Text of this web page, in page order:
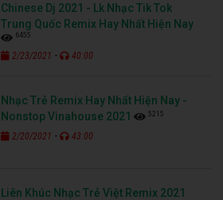
Chinese Dj 2021 - Lk Nhạc Tik Tok
Trung Quốc Remix Hay Nhất Hiện Nay
6455
2/23/2021 - 40:00
Nhạc Trẻ Remix Hay Nhất Hiện Nay -
Nonstop Vinahouse 2021
5215
2/20/2021 - 43:00
Liên Khúc Nhạc Trẻ Việt Remix 2021